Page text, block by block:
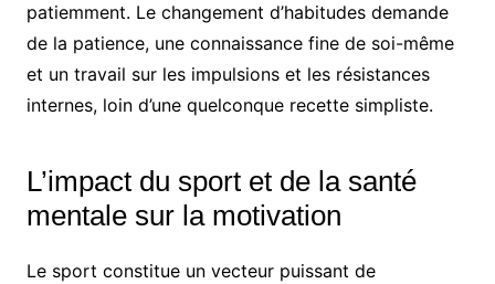
patiemment. Le changement d’habitudes demande
de la patience, une connaissance fine de soi-même
et un travail sur les impulsions et les résistances
internes, loin d’une quelconque recette simpliste.
L’impact du sport et de la santé
mentale sur la motivation
Le sport constitue un vecteur puissant de